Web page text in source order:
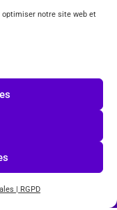
notre site web et
| RGPD
LEGO® est une
respectives citées sur le site